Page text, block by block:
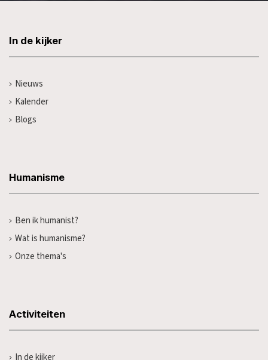
In de kijker
Nieuws
Kalender
Blogs
Humanisme
Ben ik humanist?
Wat is humanisme?
Onze thema's
Activiteiten